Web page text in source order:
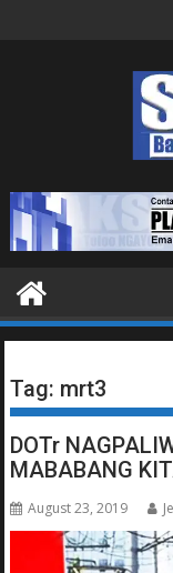
Tag: mrt3
DOTr
MABABANG
August 23, 2019